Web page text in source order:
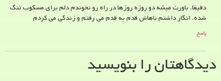
دقیقا. باورت میشه دو روزه روزها در راه رو نخوندم دلم برای مسکوب تنگ
شده. انگار داشتم باهاش قدم به قدم می رفتم و زندگی می کردم
پاسخ
دیدگاهتان را بنویسید